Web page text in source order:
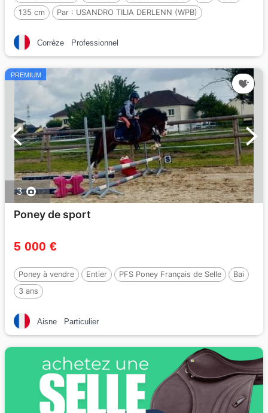
135 cm
Par : USANDRO TILIA DERLENN (WPB)
Corrèze Professionnel
PREMIUM
3
Poney de sport
5 000 €
Poney à vendre Entier PFS Poney Français de Selle
Bai
3 ans
Aisne Particulier